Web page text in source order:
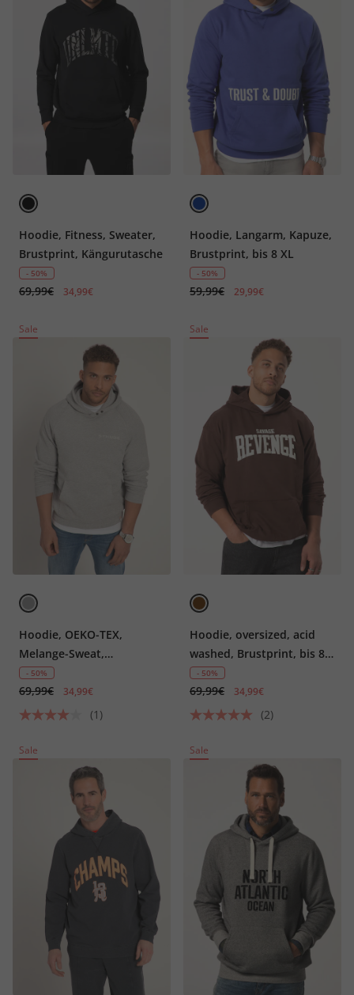
Hoodie, Fitness, Sweater,
Brustprint, Kängurutasche
- 50%
69,99€ 34,99€
Hoodie, Langarm, Kapuze,
Brustprint, bis 8 XL
- 50%
59,99€ 29,99€
Sale
Hoodie, OEKO-TEX,
Melange-Sweat,
Brustprint, bis 8 XL
- 50%
69,99€ 34,99€
(1)
Sale
Hoodie, oversized, acid
washed, Brustprint, bis 8
XL- 50%
69,99€ 34,99€
(2)
Sale Sale